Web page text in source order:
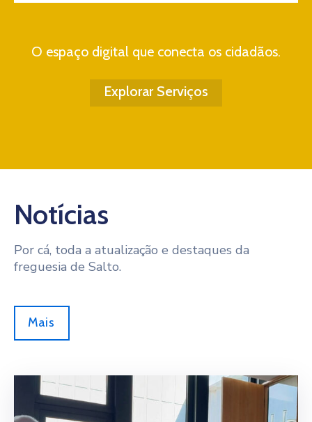
O espaço digital que conecta os cidadãos.
Explorar Serviços
Notícias
Por cá, toda a atualização e destaques da
freguesia de Salto.
Mais